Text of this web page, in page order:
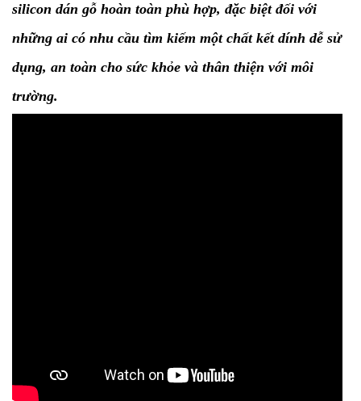
silicon dán gỗ hoàn toàn phù hợp, đặc biệt đối với
những ai có nhu cầu tìm kiếm một chất kết dính dễ sử
dụng, an toàn cho sức khỏe và thân thiện với môi
trường.